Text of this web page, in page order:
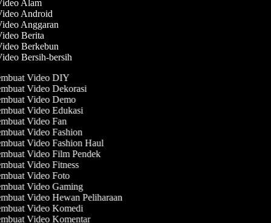
Alam
Android
Anggaran
Berita
Berkebun
Bersih-bersih
Video DIY
Video Dekorasi
Video Demo
Video Edukasi
Video Fan
Video Fashion
Video Fashion Haul
Video Film Pendek
Video Fitness
Video Foto
Video Gaming
Video Hewan Peliharaan
Video Komedi
Video Komentar